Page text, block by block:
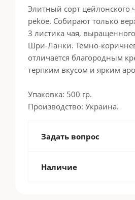
Элитный сорт цейлонского
pekoe. Собирают только
3 листика чая,
Шри-Ланки. Темно-
отличается благородным
терпким вкусом и ярким
Упаковка: 500 гр.
Производство: Украина.
Задать вопрос
Наличие